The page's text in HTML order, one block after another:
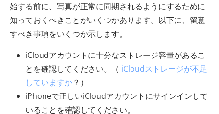
始する前に、写真が正常に同期されるようにするために
知っておくべきことがいくつかあります。以下に、留意
すべき事項をいくつか示します。
iCloudアカウントに十分なストレージ容量があるこ
とを確認してください。（ iCloudストレージが不足
していますか？）
iPhoneで正しいiCloudアカウントにサインインして
いることを確認してください。